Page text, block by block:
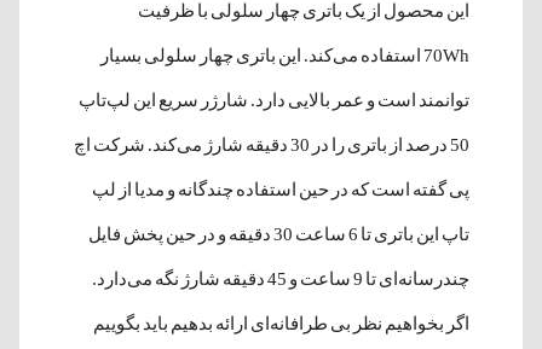
این محصول از یک باتری چهار سلولی با ظرفیت
70Wh استفاده می‌کند. این باتری چهار سلولی بسیار
توانمند است و عمر بالایی دارد. شارژر سریع این لپ‌تاپ
50 درصد از باتری را در 30 دقیقه شارژ می‌کند. شرکت اچ
پی گفته است که در حین استفاده چندگانه و مدیا از لپ
تاپ این باتری تا 6 ساعت 30 دقیقه و در حین پخش فایل
چندرسانه‌ای تا 9 ساعت و 45 دقیقه شارژ نگه می‌دارد.
اگر بخواهیم نظر بی طرافانه‌ای ارائه بدهیم باید بگوییم